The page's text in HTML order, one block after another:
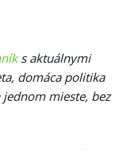
s aktuálnymi
domáca politika
mieste, bez